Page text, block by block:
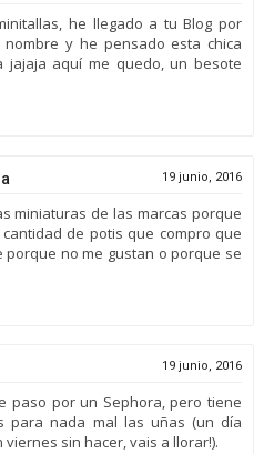
he llegado a tu Blog por
y he pensado esta chica
jajaja aquí me quedo, un besote
19 junio, 2016
miniaturas de las marcas porque
de potis que compro que
porque no me gustan o porque se
19 junio, 2016
paso por un Sephora, pero tiene
para nada mal las uñas (un día
sin hacer, vais a llorar!).